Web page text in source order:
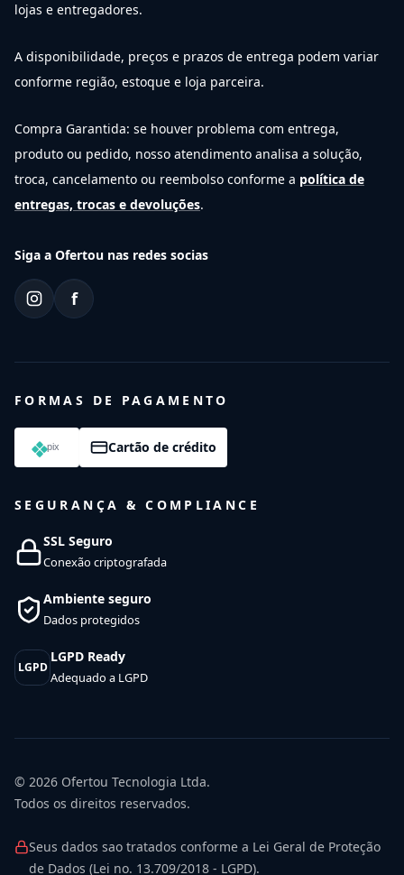
lojas e entregadores.
A disponibilidade, preços e prazos de entrega podem variar
conforme região, estoque e loja parceira.
Compra Garantida: se houver problema com entrega,
produto ou pedido, nosso atendimento analisa a solução,
troca, cancelamento ou reembolso conforme a política de
entregas, trocas e devoluções.
Siga a Ofertou nas redes socias
f
FORMAS DE PAGAMENTO
Cartão de crédito
SEGURANÇA & COMPLIANCE
SSL Seguro
Conexão criptografada
Ambiente seguro
Dados protegidos
LGPD
LGPD Ready
Adequado a LGPD
© 2026 Ofertou Tecnologia Ltda.
Todos os direitos reservados.
Seus dados sao tratados conforme a Lei Geral de Proteção
de Dados (Lei no. 13.709/2018 - LGPD).